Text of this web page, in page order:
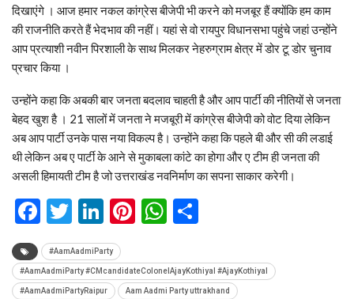
दिखाएंगे । आज हमार नकल कांग्रेस बीजेपी भी करने को मजबूर हैं क्योंकि हम काम
की राजनीति करते हैं भेदभाव की नहीं। यहां से वो रायपुर विधानसभा पहुंचे जहां उन्होंने
आप प्रत्याशी नवीन पिरशाली के साथ मिलकर नेहरुग्राम क्षेत्र में डोर टू डोर चुनाव
प्रचार किया ।
उन्होंने कहा कि अबकी बार जनता बदलाव चाहती है और आप पार्टी की नीतियों से जनता
बेहद खुश है । 21 सालों में जनता ने मजबूरी में कांग्रेस बीजेपी को वोट दिया लेकिन
अब आप पार्टी उनके पास नया विकल्प है। उन्होंने कहा कि पहले बी और सी की लडाई
थी लेकिन अब ए पार्टी के आने से मुकाबला कांटे का होगा और ए टीम ही जनता की
असली हिमायती टीम है जो उत्तराखंड नवनिर्माण का सपना साकार करेगी।
Facebook
Twitter
LinkedIn
Pinterest
WhatsApp
#AamAadmiParty
#AamAadmiParty #CMcandidateColonelAjayKothiyal #AjayKothiyal
#AamAadmiPartyRaipur Aam Aadmi Party uttrakhand